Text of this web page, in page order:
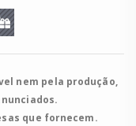
nem pela produção,
que fornecem.